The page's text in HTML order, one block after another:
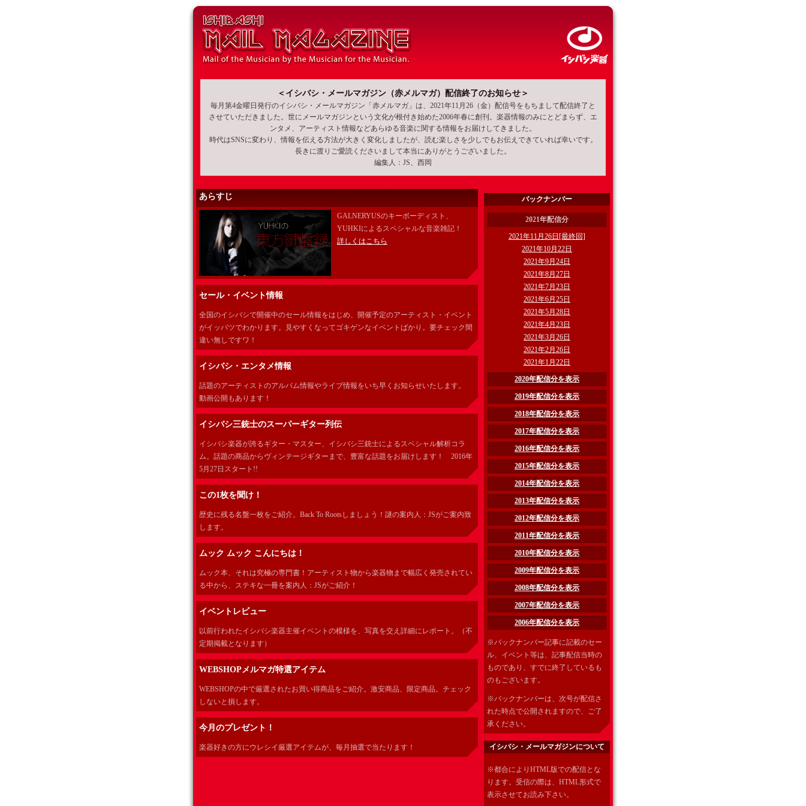
＜イシバシ・メールマガジン（赤メルマガ）配信終了のお知らせ＞
毎月第4金曜日発行のイシバシ・メールマガジン「赤メルマガ」は、2021年11月26（金）配信号をもちまして配信終了と
させていただきました。世にメールマガジンという文化が根付き始めた2006年春に創刊。楽器情報のみにとどまらず、エ
ンタメ、アーティスト情報などあらゆる音楽に関する情報をお届けしてきました。
時代はSNSに変わり、情報を伝える方法が大きく変化しましたが、読む楽しさを少しでもお伝えできていれば幸いです。
長きに渡りご愛読くださいまして本当にありがとうございました。
編集人：JS、西岡
あらすじ
GALNERYUSのキーボーディスト、
YUHKIによるスペシャルな音楽雑記 ！
詳しくはこちら
セール・イベント情報
全国のイシバシで開催中のセール情報をはじめ、開催予定のアーティスト・イベント
がイッパツでわかります。見やすくなってゴキゲンなイベントばかり。要チェック間
違い無しですワ！
イシバシ・エンタメ情報
話題のアーティストのアルバム情報やライブ情報をいち早くお知らせいたします。
動画公開もあります！
イシバシ三銃士のスーパーギター列伝
イシバシ楽器が誇るギター・マスター、イシバシ三銃士によるスペシャル解析コラ
ム。話題の商品からヴィンテージギターまで、豊富な話題をお届けします！ 2016年
5月27日スタート!!
この1枚を聞け！
歴史に残る名盤一枚をご紹介。Back To Rootsしましょう！謎の案内人：JSがご案内致
します。
ムック ムック こんにちは！
ムック本、それは究極の専門書！アーティスト物から楽器物まで幅広く発売されてい
る中から、ステキな一冊を案内人：JSがご紹介！
イベントレビュー
以前行われたイシバシ楽器主催イベントの模様を、写真を交え詳細にレポート。（不
定期掲載となります）
WEBSHOPメルマガ特選アイテム
WEBSHOPの中で厳選されたお買い得商品をご紹介。激安商品、限定商品。チェック
しないと損します。
今月のプレゼント！
楽器好きの方にウレシイ厳選アイテムが、毎月抽選で当たります！
バックナンバー
2021年配信分
2021年11月26日[最終回]
2021年10月22日
2021年9月24日
2021年8月27日
2021年7月23日
2021年6月25日
2021年5月28日
2021年4月23日
2021年3月26日
2021年2月26日
2021年1月22日
2020年配信分を表示
2019年配信分を表示
2018年配信分を表示
2017年配信分を表示
2016年配信分を表示
2015年配信分を表示
2014年配信分を表示
2013年配信分を表示
2012年配信分を表示
2011年配信分を表示
2010年配信分を表示
2009年配信分を表示
2008年配信分を表示
2007年配信分を表示
2006年配信分を表示
※バックナンバー記事に記載のセー
ル、イベント等は、記事配信当時の
ものであり、すでに終了しているも
のもございます。
※バックナンバーは、次号が配信さ
れた時点で公開されますので、ご了
承ください。
イシバシ・メールマガジンについて
※都合によりHTML版での配信とな
ります。受信の際は、HTML形式で
表示させてお読み下さい。